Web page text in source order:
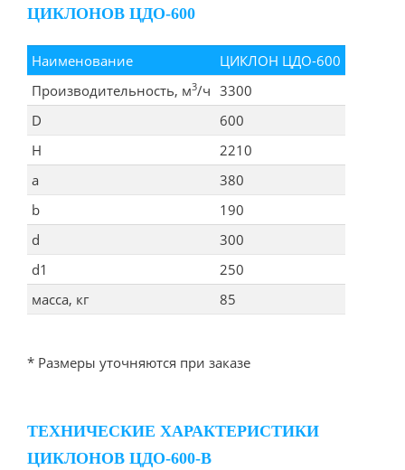
ЦИКЛОНОВ ЦДО-600
Наименование
ЦИКЛОН ЦДО-600
Производительность, м3/ч 3300
D
600
Н
2210
а
380
b
190
d
300
d1
250
масса, кг
85
* Размеры уточняются при заказе
ТЕХНИЧЕСКИЕ ХАРАКТЕРИСТИКИ
ЦИКЛОНОВ ЦДО-600-В